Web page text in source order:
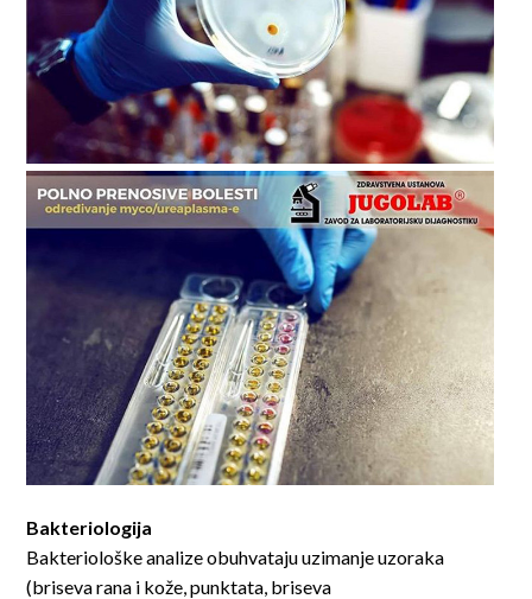
Bakteriologija
Bakteriološke analize obuhvataju uzimanje uzoraka
(briseva rana i kože, punktata, briseva